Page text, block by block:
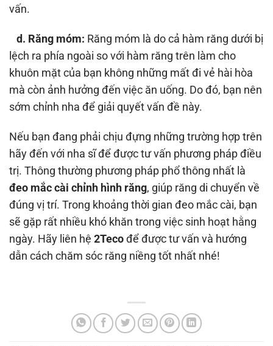
vấn.
d. Răng móm: Răng móm là do cả hàm răng dưới bị
lệch ra phía ngoài so với hàm răng trên làm cho
khuôn mặt của bạn không những mất đi vẻ hài hòa
mà còn ảnh hưởng đến việc ăn uống. Do đó, bạn nên
sớm chỉnh nha để giải quyết vấn đề này.
Nếu bạn đang phải chịu đựng những trường hợp trên
hãy đến với nha sĩ để được tư vấn phương pháp điều
trị. Thông thường phương pháp phổ thông nhất là
đeo mắc cài chỉnh hình răng, giúp răng di chuyển về
đúng vị trí. Trong khoảng thời gian đeo mắc cài, bạn
sẽ gặp rất nhiều khó khăn trong việc sinh hoạt hằng
ngày. Hãy liên hệ 2Tecođể được tư vấn và hướng
dẫn cách chăm sóc răng niềng tốt nhất nhé!